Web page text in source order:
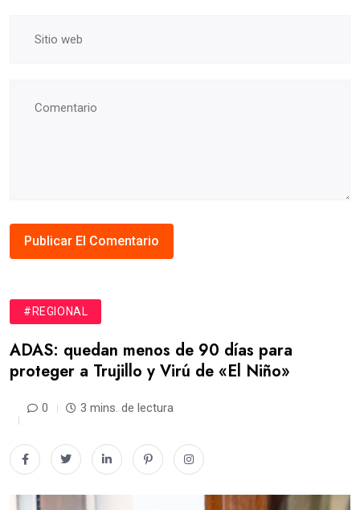
#REGIONAL
ADAS: quedan menos de 90 días para
proteger a Trujillo y Virú de «El Niño»
0 3 mins. de lectura